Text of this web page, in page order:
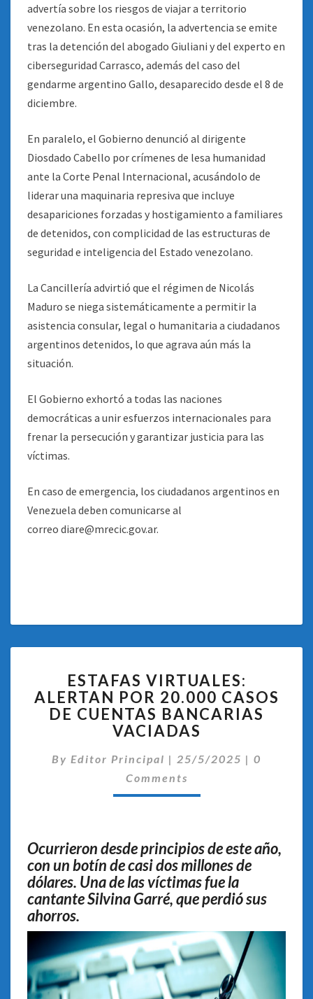
advertía sobre los riesgos de viajar a territorio
venezolano. En esta ocasión, la advertencia se emite
tras la detención del abogado Giuliani y del experto en
ciberseguridad Carrasco, además del caso del
gendarme argentino Gallo, desaparecido desde el 8 de
diciembre.
En paralelo, el Gobierno denunció al dirigente
Diosdado Cabello por crímenes de lesa humanidad
ante la Corte Penal Internacional, acusándolo de
liderar una maquinaria represiva que incluye
desapariciones forzadas y hostigamiento a familiares
de detenidos, con complicidad de las estructuras de
seguridad e inteligencia del Estado venezolano.
La Cancillería advirtió que el régimen de Nicolás
Maduro se niega sistemáticamente a permitir la
asistencia consular, legal o humanitaria a ciudadanos
argentinos detenidos, lo que agrava aún más la
situación.
El Gobierno exhortó a todas las naciones
democráticas a unir esfuerzos internacionales para
frenar la persecución y garantizar justicia para las
víctimas.
En caso de emergencia, los ciudadanos argentinos en
Venezuela deben comunicarse al
correo diare@mrecic.gov.ar.
VIRTUALES:
ALERTAN
POR
20.000
DE
CUENTAS
ESTAFAS VIRTUALES:
ALERTAN POR 20.000 CASOS
DE CUENTAS BANCARIAS
VACIADAS
By Editor Principal | 25/5/2025 | 0
Comments
Ocurrieron desde principios de este año,
con un botín de casi dos millones de
dólares. Una de las víctimas fue la
cantante Silvina Garré, que perdió sus
ahorros.